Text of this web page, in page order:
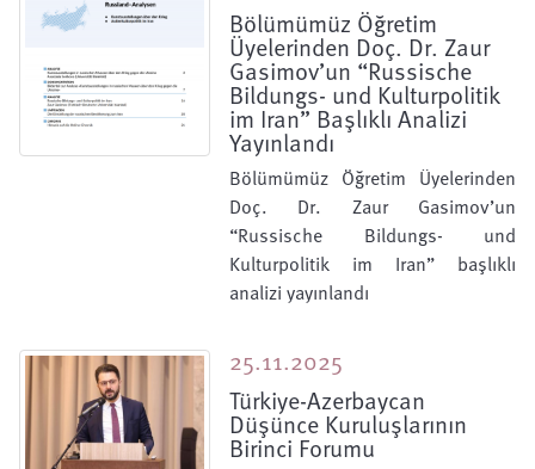
Bölümümüz Öğretim
Üyelerinden Doç. Dr. Zaur
Gasimov’un “Russische
Bildungs- und Kulturpolitik
im Iran” Başlıklı Analizi
Yayınlandı
Bölümümüz Öğretim Üyelerinden
Doç. Dr. Zaur Gasimov’un
“Russische Bildungs- und
Kulturpolitik im Iran” başlıklı
analizi yayınlandı
25.11.2025
Türkiye-Azerbaycan
Düşünce Kuruluşlarının
Birinci Forumu